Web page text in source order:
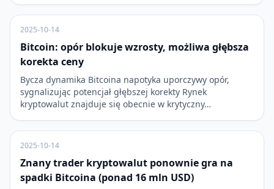
2025-10-14
Bitcoin: opór blokuje wzrosty, możliwa głębsza
korekta ceny
Bycza dynamika Bitcoina napotyka uporczywy opór,
sygnalizując potencjał głębszej korekty Rynek
kryptowalut znajduje się obecnie w krytyczny…
2025-10-14
Znany trader kryptowalut ponownie gra na
spadki Bitcoina (ponad 16 mln USD)